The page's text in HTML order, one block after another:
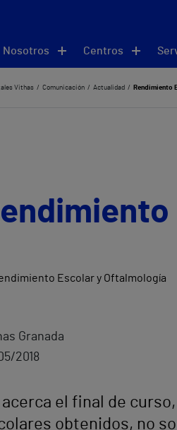
Nosotros Centros
Vithas Comunicación Actualidad Rendimiento
Granada
2018
acerca el final de
obtenidos, no